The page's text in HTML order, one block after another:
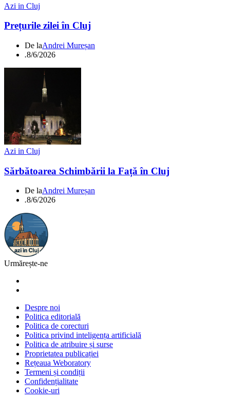
Azi in Cluj
Prețurile zilei în Cluj
De laAndrei Mureșan
.8/6/2026
Azi in Cluj
Sărbătoarea Schimbării la Față în Cluj
De laAndrei Mureșan
.8/6/2026
Urmărește-ne
Despre noi
Politica editorială
Politica de corecturi
Politica privind inteligența artificială
Politica de atribuire și surse
Proprietatea publicației
Rețeaua Weboratory
Termeni și condiții
Confidențialitate
Cookie-uri